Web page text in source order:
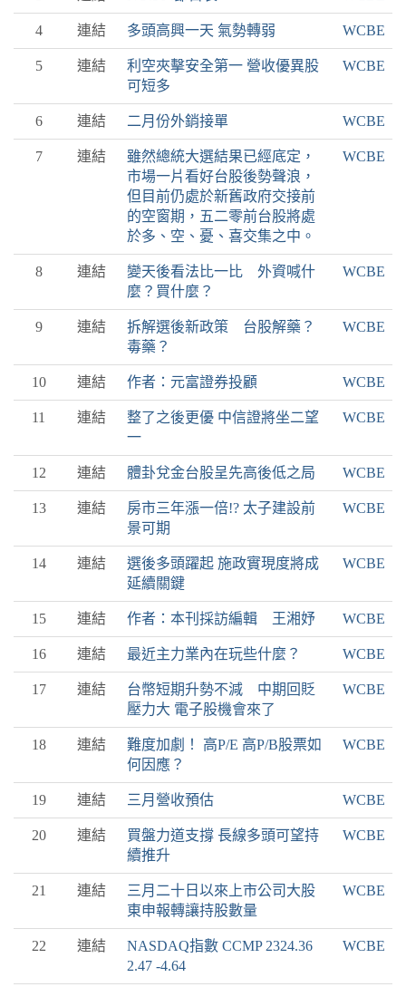
4 連結 多頭高興一天 氣勢轉弱 WCBE
5 連結
利空夾擊安全第一 營收優異股
可短多
WCBE
6 連結 二月份外銷接單 WCBE
7 連結
雖然總統大選結果已經底定，
市場一片看好台股後勢聲浪，
但目前仍處於新舊政府交接前
的空窗期，五二零前台股將處
於多、空、憂、喜交集之中。
WCBE
8 連結
變天後看法比一比 外資喊什
麼？買什麼？
WCBE
9 連結
拆解選後新政策 台股解藥？
毒藥？
WCBE
10 連結 作者：元富證券投顧 WCBE
11 連結
整了之後更優 中信證將坐二望
一
WCBE
12 連結 體卦兌金台股呈先高後低之局 WCBE
13 連結
房市三年漲一倍!? 太子建設前
景可期
WCBE
14 連結
選後多頭躍起 施政實現度將成
延續關鍵
WCBE
15 連結 作者：本刊採訪編輯 王湘妤 WCBE
16 連結 最近主力業內在玩些什麼？ WCBE
17 連結
台幣短期升勢不減 中期回貶
壓力大 電子股機會來了
WCBE
18 連結
難度加劇！ 高P/E 高P/B股票如
何因應？
WCBE
19 連結 三月營收預估 WCBE
20 連結
買盤力道支撐 長線多頭可望持
續推升
WCBE
21 連結
三月二十日以來上市公司大股
東申報轉讓持股數量
WCBE
22 連結
NASDAQ指數 CCMP 2324.36
2.47 -4.64
WCBE